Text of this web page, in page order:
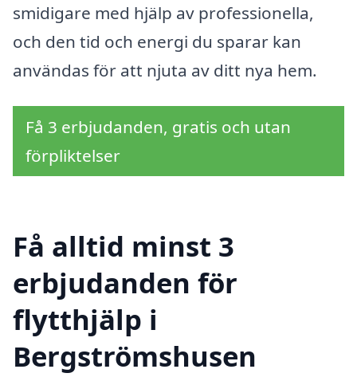
smidigare med hjälp av professionella,
och den tid och energi du sparar kan
användas för att njuta av ditt nya hem.
Få 3 erbjudanden, gratis och utan
förpliktelser
Få alltid minst 3
erbjudanden för
flytthjälp i
Bergströmshusen